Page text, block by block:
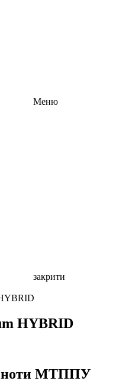
Меню
закрити
HYBRID
МТППУ